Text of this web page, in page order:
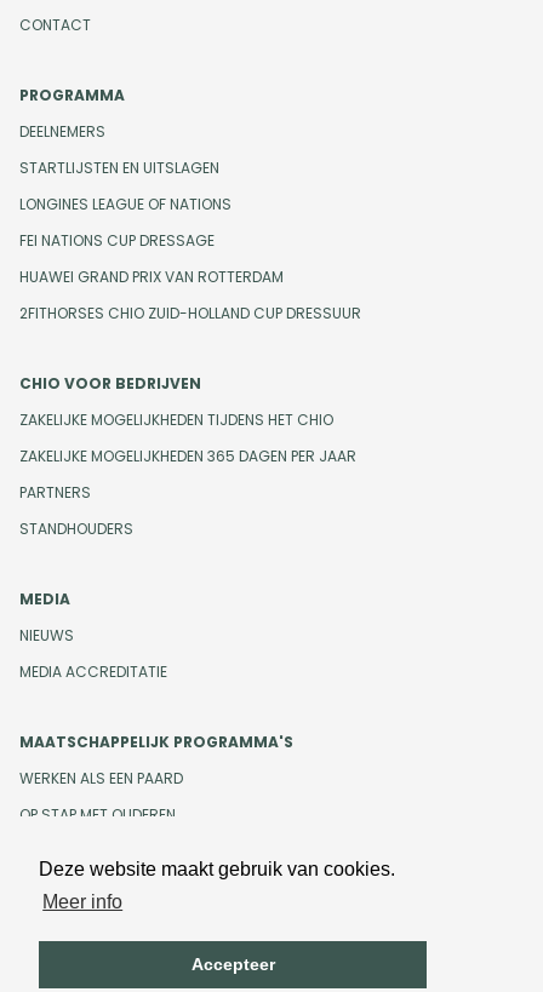
Deze website maakt gebruik van cookies.
Meer info
Accepteer
CONTACT
PROGRAMMA
DEELNEMERS
STARTLIJSTEN EN UITSLAGEN
LONGINES LEAGUE OF NATIONS
FEI NATIONS CUP DRESSAGE
HUAWEI GRAND PRIX VAN ROTTERDAM
2FITHORSES CHIO ZUID-HOLLAND CUP DRESSUUR
CHIO VOOR BEDRIJVEN
ZAKELIJKE MOGELIJKHEDEN TIJDENS HET CHIO
ZAKELIJKE MOGELIJKHEDEN 365 DAGEN PER JAAR
PARTNERS
STANDHOUDERS
MEDIA
NIEUWS
MEDIA ACCREDITATIE
MAATSCHAPPELIJK PROGRAMMA'S
WERKEN ALS EEN PAARD
OP STAP MET OUDEREN
Design en development door